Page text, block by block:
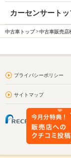
カーセンサート
中古車トップ 中古車販売店
プライバシーポリシー
サイトマップ